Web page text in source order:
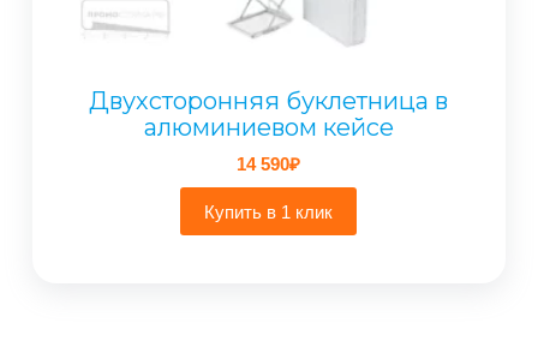
Двухсторонняя буклетница в
алюминиевом кейсе
14 590₽
Купить в 1 клик